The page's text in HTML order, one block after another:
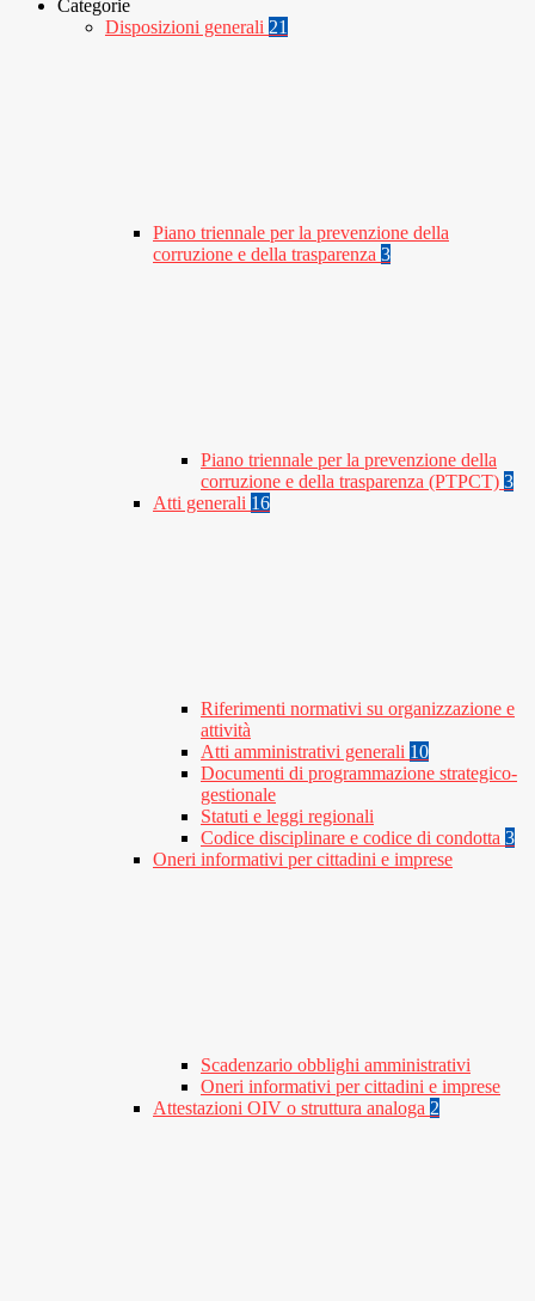
Categorie
Disposizioni generali 21
Piano triennale per la prevenzione della
corruzione e della trasparenza 3
Piano triennale per la prevenzione della
corruzione e della trasparenza (PTPCT) 3
Atti generali 16
Riferimenti normativi su organizzazione e
attività
Atti amministrativi generali 10
Documenti di programmazione strategico-
gestionale
Statuti e leggi regionali
Codice disciplinare e codice di condotta 3
Oneri informativi per cittadini e imprese
Scadenzario obblighi amministrativi
Oneri informativi per cittadini e imprese
Attestazioni OIV o struttura analoga 2